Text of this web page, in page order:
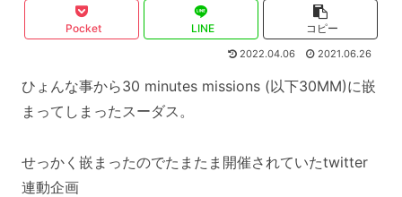
Pocket LINE コピー
2022.04.06 2021.06.26
ひょんな事から30 minutes missions (以下30MM)に嵌
まってしまったスーダス。
せっかく嵌まったのでたまたま開催されていたtwitter
連動企画